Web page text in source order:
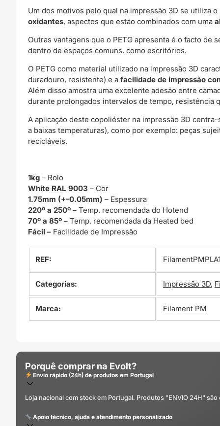
Um dos motivos pelo qual na impressão 3D se utiliza
oxidantes, aspectos que estão combinados com uma
Outras vantagens que o PETG apresenta é o facto de
dentro de espaços comuns, como escritórios.
O PETG como material utilizado na impressão 3D
duradouro, resistente) e afacilidade de impressão
Além disso amostra uma excelente adesão entre
durante prolongados intervalos de tempo, resistência
A aplicação deste copoliéster na impressão 3D
a baixas temperaturas), como por exemplo: peças
recicláveis.
1kg – Rolo
White RAL 9003– Cor
1.75mm (+-0.05mm)– Espessura
220º a 250º– Temp. recomendada do Hotend
70º a 85º– Temp. recomendada da Heated bed
Fácil – Facilidade de Impressão
REF:
Categorias: Impressão 3D,
Marca: Filament PM
Porquê comprar na Evolt?
Envio rápido (24h) de produtos em Portugal
Loja nacional com stock em Portugal. Produtos "ENVIO 24H"
Apoio técnico, ajuda e atendimento personalizado